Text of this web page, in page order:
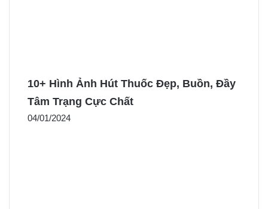
10+ Hình Ảnh Hút Thuốc Đẹp, Buồn, Đầy
Tâm Trạng Cực Chất
04/01/2024